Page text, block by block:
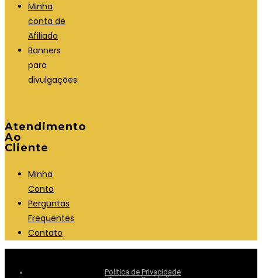
Minha
conta de
Afiliado
Banners
para
divulgações
Atendimento
Ao
Cliente
Minha
Conta
Perguntas
Frequentes
Contato
Politica de Privacidade